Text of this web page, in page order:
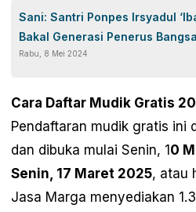
Sani: Santri Ponpes Irsyadul
Bakal Generasi Penerus Bangsa
Rabu, 8 Mei 2024
Cara Daftar Mudik Gratis
Pendaftaran mudik gratis ini
dan dibuka mulai Senin, 1 0
Senin, 17 Maret 2025, atau
Jasa Marga menyediakan